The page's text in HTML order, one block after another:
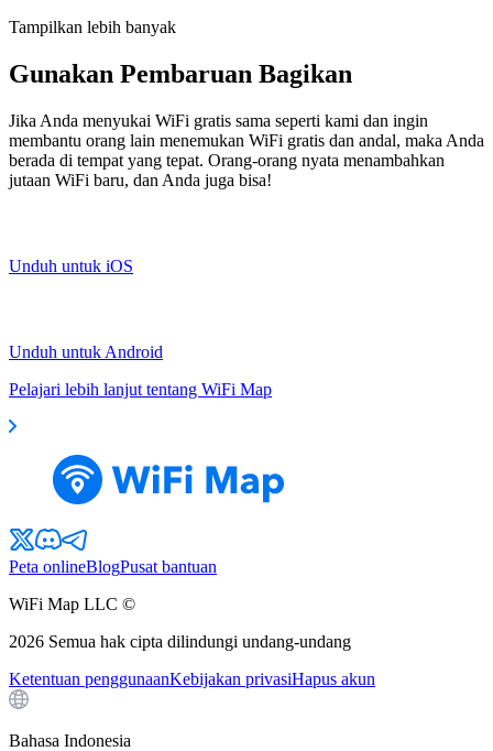
Tampilkan lebih banyak
Gunakan Pembaruan Bagikan
Jika Anda menyukai WiFi gratis sama seperti kami dan ingin
membantu orang lain menemukan WiFi gratis dan andal, maka Anda
berada di tempat yang tepat. Orang-orang nyata menambahkan
jutaan WiFi baru, dan Anda juga bisa!
Unduh untuk iOS
Unduh untuk Android
Pelajari lebih lanjut tentang WiFi Map
Peta onlineBlogPusat bantuan
WiFi Map LLC ©
2026 Semua hak cipta dilindungi undang-undang
Ketentuan penggunaanKebijakan privasiHapus akun
Bahasa Indonesia